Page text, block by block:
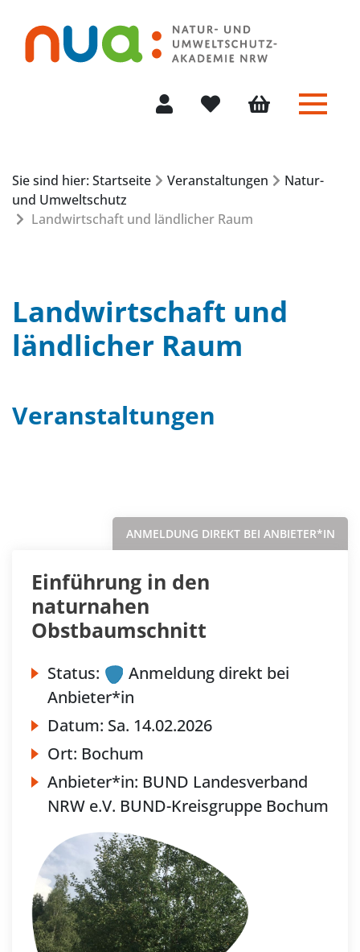
Menü
Sie sind hier: Startseite Veranstaltungen
Natur-
und Umweltschutz
Landwirtschaft und ländlicher Raum
Landwirtschaft und
ländlicher Raum
Veranstaltungen
ANMELDUNG DIREKT BEI ANBIETER*IN
Einführung in den
naturnahen
Obstbaumschnitt
Status:
Anmeldung direkt bei
Anbieter*in
Datum: Sa. 14.02.2026
Ort: Bochum
Anbieter*in: BUND Landesverband
NRW e.V. BUND-Kreisgruppe Bochum